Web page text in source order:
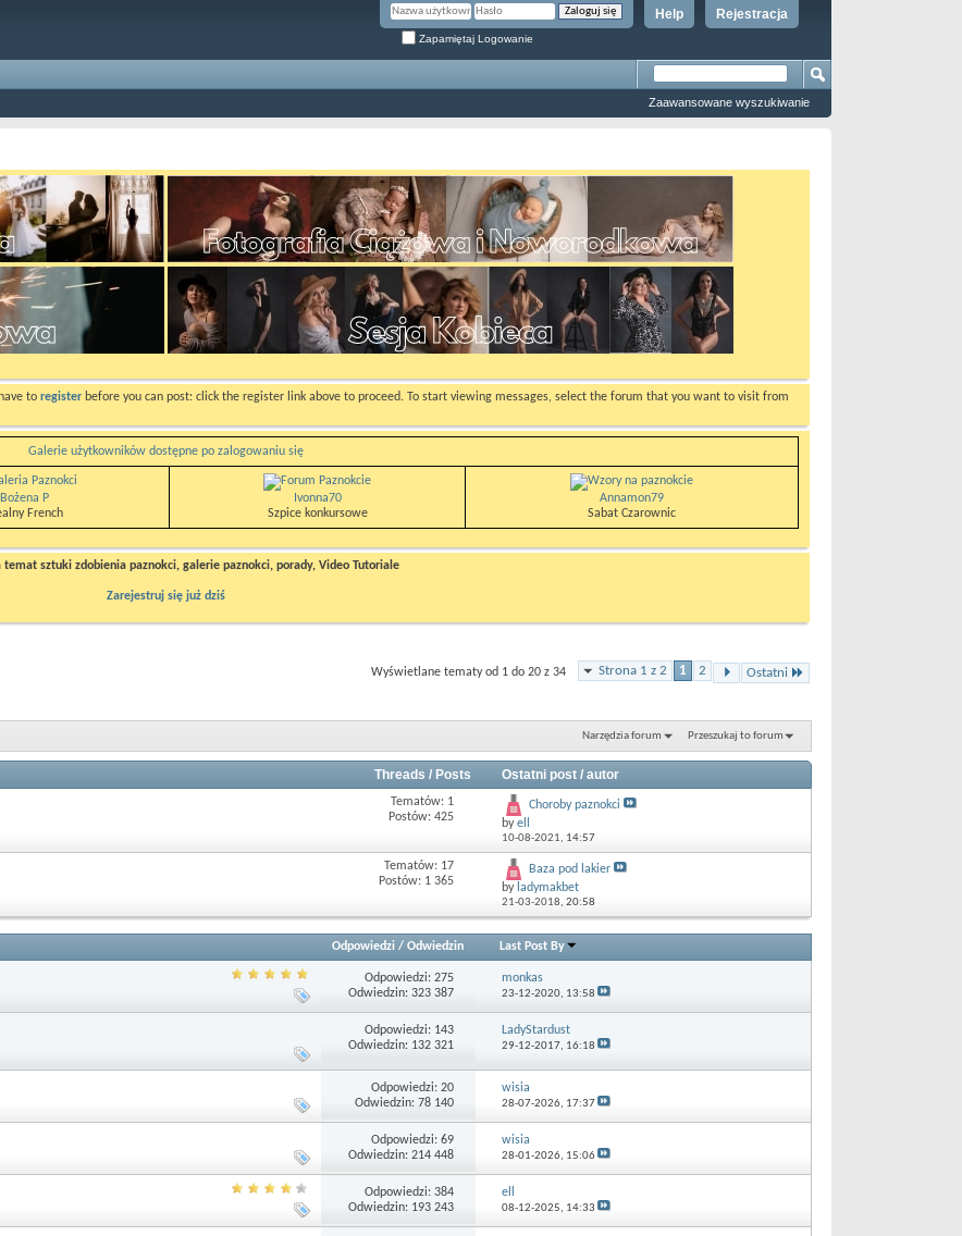
Rejestracja
Help
Zapamiętaj Logowanie
Zaawansowane wyszukiwanie
to register before you can post: click the register link above to proceed. To start viewing messages, select the forum that you want to visit from
Galerie użytkowników dostępne po zalogowaniu się
Bożena P
French
Ivonna70
Szpice konkursowe
Annamon79
Sabat Czarownic
temat sztuki zdobienia paznokci, galerie paznokci, porady, Video Tutoriale
Zarejestruj się już dziś
Strona 1 z 2 1 2 Ostatni
Wyświetlane tematy od 1 do 20 z 34
Narzędzia forum Przeszukaj to forum
Threads / Posts Ostatni post / autor
Tematów: 1
Postów: 425
Choroby paznokci
byell
10-08-2021, 14:57
Tematów: 17
Postów: 1 365
Baza pod lakier
by ladymakbet
21-03-2018, 20:58
Odpowiedzi/ Odwiedzin Last Post By
Odpowiedzi: 275
Odwiedzin: 323 387
monkas
23-12-2020, 13:58
Odpowiedzi: 143
Odwiedzin: 132 321
LadyStardust
29-12-2017, 16:18
Odpowiedzi: 20
Odwiedzin: 78 140
wisia
28-07-2026, 17:37
Odpowiedzi: 69
Odwiedzin: 214 448
wisia
28-01-2026, 15:06
Odpowiedzi: 384
Odwiedzin: 193 243
ell
08-12-2025, 14:33